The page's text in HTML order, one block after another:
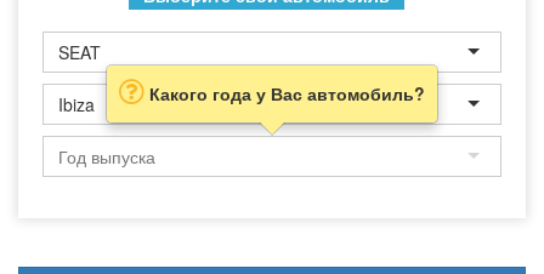
SEAT
Ibiza Какого года у Вас автомобиль?